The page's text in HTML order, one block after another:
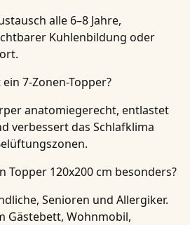
alle 6–8 Jahre,
Kuhlenbildung oder
7-Zonen-Topper?
anatomiegerecht, entlastet
verbessert das Schlafklima
Topper 120x200 cm besonders?
Senioren und Allergiker.
Gästebett, Wohnmobil,